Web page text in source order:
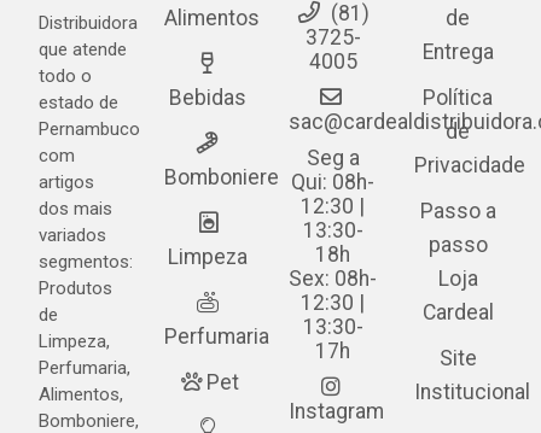
Distribuidora
que atende
todo o
estado de
Pernambuco
com
artigos
dos mais
variados
segmentos:
Produtos
de
Limpeza,
Perfumaria,
Alimentos,
Bomboniere,
Alimentos
Bebidas
Bomboniere
Limpeza
Perfumaria
Pet
(81)
3725-
4005
Seg a
Qui: 08h-
12:30 |
13:30-
18h
Sex: 08h-
12:30 |
13:30-
17h
Instagram
de
Entrega
Política
de
Privacidade
Passo a
passo
Loja
Cardeal
Site
Institucional